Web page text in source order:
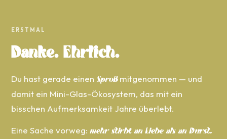
ERSTMAL
Danke. Ehrlich.
Du hast gerade einen Sproßmitgenommen — und
damit ein Mini-Glas-Ökosystem, das mit ein
bisschen Aufmerksamkeit Jahre überlebt.
Eine Sache vorweg: mehr stirbt an Liebe als an Durst.